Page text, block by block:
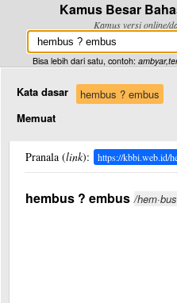
Kamus Besar
Kamus versi online/
Bisa lebih dari satu, contoh:
Kata dasar
hembus ? embus
Memuat
Pranala (link): https://kbbi.web.id/
hembus ? embus /